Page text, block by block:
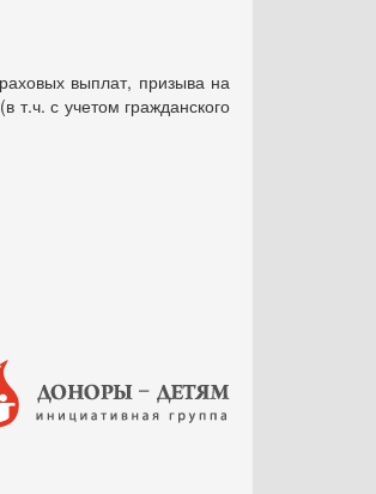
выплат, призыва на
т.ч. с учетом гражданского